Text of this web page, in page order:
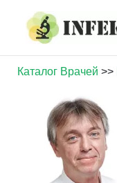
Каталог Врачей >>